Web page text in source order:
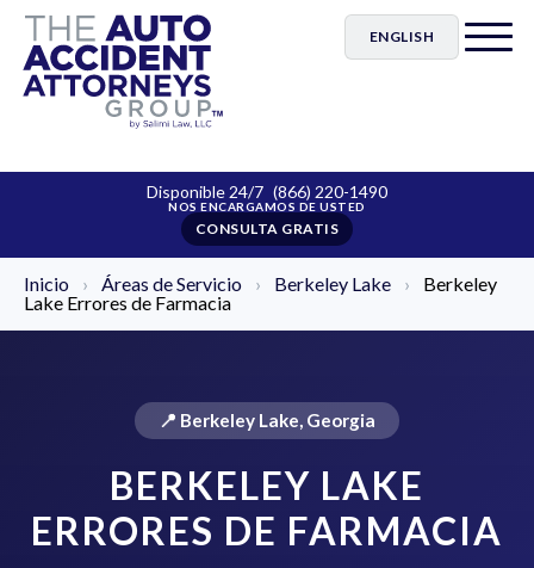
ENGLISH
Disponible 24/7 (866) 220-1490
CONSULTA GRATIS
Inicio › Áreas de Servicio › Berkeley Lake ›
Berkeley
Lake Errores de Farmacia
📍 Berkeley Lake, Georgia
BERKELEY LAKE
ERRORES DE FARMACIA